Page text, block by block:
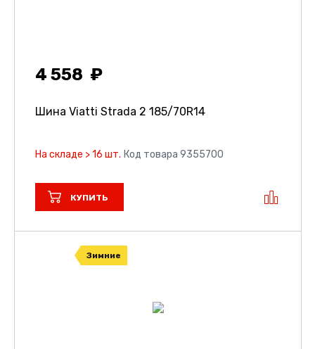
4 558
Шина Viatti Strada 2 185/70R14
На складе > 16 шт. Код товара 9355700
КУПИТЬ
Зимние